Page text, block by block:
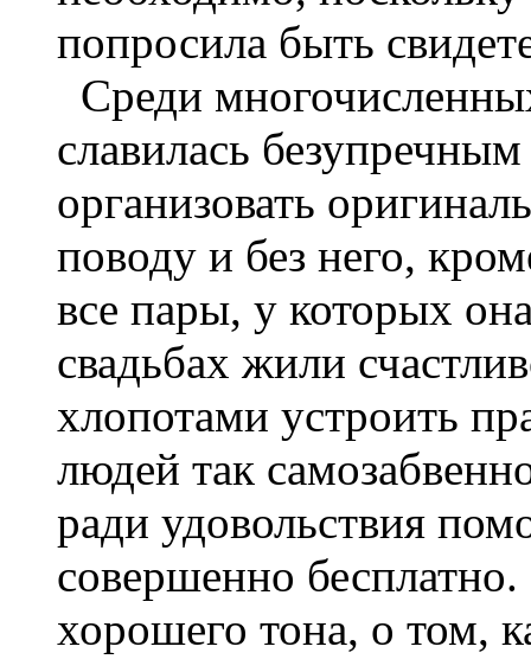
попросила быть
Среди
славилась
организовать
поводу и без него,
все пары, у которых
свадьбах жили
хлопотами устроить
людей так
ради удовольствия
совершенно
хорошего тона, о том,